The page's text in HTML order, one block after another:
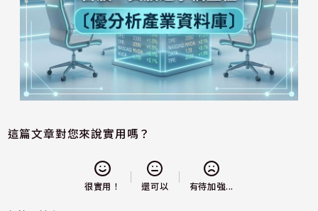
這篇文章對您來說實用嗎？
很實用！ 還可以 有待加強...